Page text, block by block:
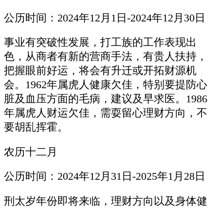
公历时间：2024年12月1日-2024年12月30日
事业有突破性发展，打工族的工作表现出
色，从商者有新的营商手法，有贵人扶持，
把握眼前好运，将会有升迁或开拓财源机
会。1962年属虎人健康欠佳，特别要提防心
脏及血压方面的毛病，建议及早求医。1986
年属虎人财运欠佳，需耍留心理财方向，不
要胡乱挥霍。
农历十二月
公历时间：2024年12月31日-2025年1月28日
刑太岁年份即将来临，理财方向以及身体健